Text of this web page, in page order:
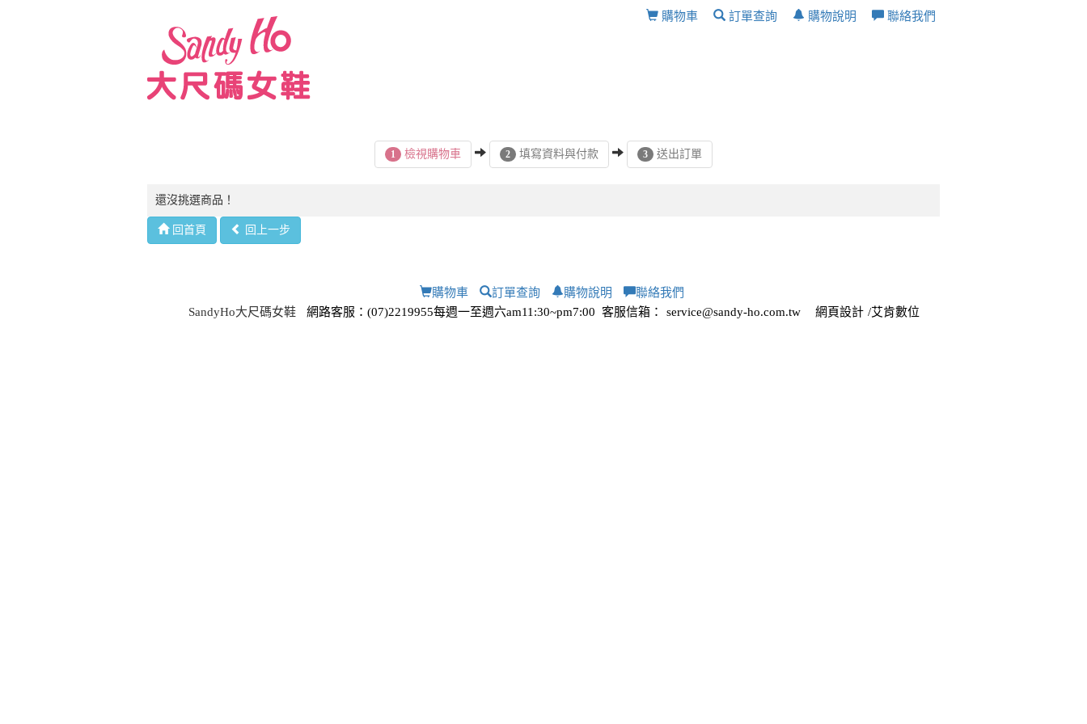
購物車 訂單查詢 購物說明 聯絡我們
1 檢視購物車 2 填寫資料與付款 3 送出訂單
還沒挑選商品！
回首頁 回上一步
購物車 訂單查詢 購物說明
聯絡我們
SandyHo大尺碼女鞋
網路客服：(07)2219955每週一至週六am11:30~pm7:00 客服信箱： service@sandy-ho.com.tw 網頁設計 /艾肯數位